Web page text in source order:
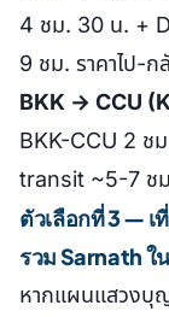
4 ชม. 30 น. +
9 ชม. ราคาไป-
BKK → CCU
BKK-CCU 2 ช
transit ~5-7 ช
ตัวเลือกที่ 3 —
รวม Sarnath ใ
หากแผนแสวงบุ